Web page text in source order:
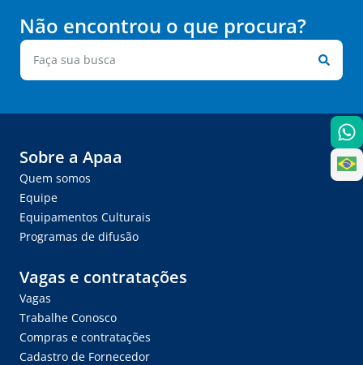
Não encontrou o que procura?
Sobre a Apaa
Quem somos
Equipe
Equipamentos Culturais
Programas de difusão
Vagas e contratações
Vagas
Trabalhe Conosco
Compras e contratações
Cadastro de Fornecedor